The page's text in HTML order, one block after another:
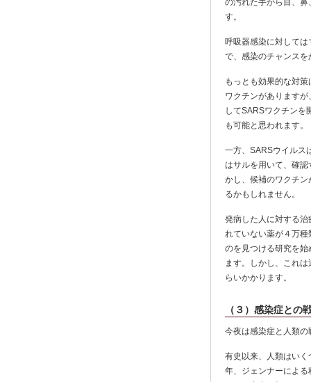
の汚れた手から目、
す。
呼吸器感染に対して
で、感染のチャンス
もっとも効果的な対
ワクチンがあります
してSARSワクチンを
も可能と思われます。
一方、SARSウイルス
はサルを用いて、確
かし、候補のワクチ
るかもしれません。
発病した人に対する
れていない薬が４万
のを見つける研究を
ます。しかし、これ
らいかかります。
（３）感染症との
今夜は感染症と人類
有史以来、人類はい
年、ジェンナーによ